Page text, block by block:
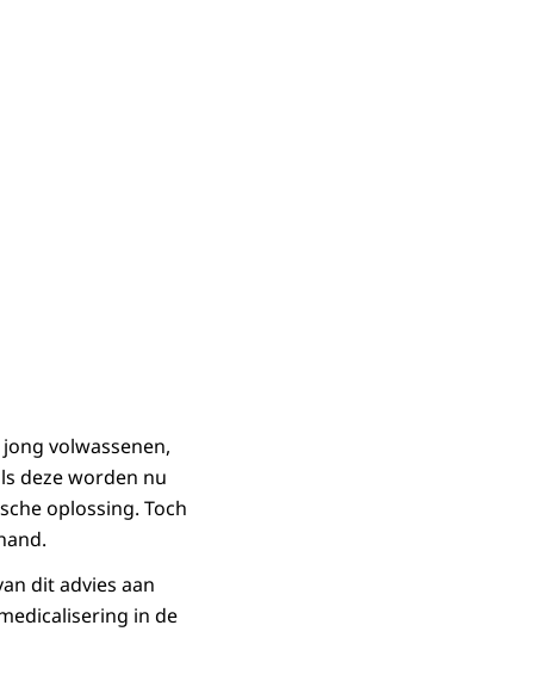
volwassenen,
deze worden nu
oplossing. Toch
dit advies aan
in de